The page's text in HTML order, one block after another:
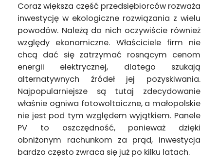
Coraz większa część przedsiębiorców rozważa
inwestycję w ekologiczne rozwiązania z wielu
powodów. Należą do nich oczywiście również
względy ekonomiczne. Właściciele firm nie
chcą dać się zatrzymać rosnącym cenom
energii elektrycznej, dlatego szukają
alternatywnych źródeł jej pozyskiwania.
Najpopularniejsze są tutaj zdecydowanie
właśnie ogniwa fotowoltaiczne, a małopolskie
nie jest pod tym względem wyjątkiem. Panele
PV to oszczędność, ponieważ dzięki
obniżonym rachunkom za prąd, inwestycja
bardzo często zwraca się już po kilku latach.